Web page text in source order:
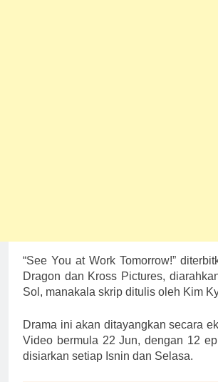
“See You at Work Tomorrow!”
Dragon dan Kross Pictures,
Sol, manakala skrip ditulis oleh Kim
Drama ini akan ditayangkan secara
Video bermula 22 Jun, dengan 12
disiarkan setiap Isnin dan Selasa.